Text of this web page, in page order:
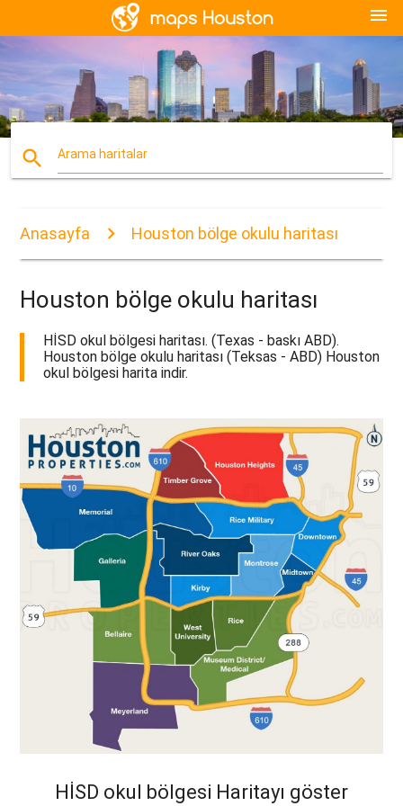
menu
search Arama haritalar
Anasayfa Houston bölge okulu haritası
Houston bölge okulu haritası
HİSD okul bölgesi haritası. (Texas - baskı ABD).
Houston bölge okulu haritası (Teksas - ABD) Houston
okul bölgesi harita indir.
HİSD okul bölgesi Haritayı göster